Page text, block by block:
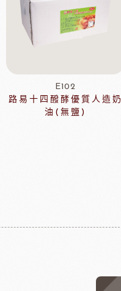
E102
路易十四醱酵優質人造奶
油(無鹽)